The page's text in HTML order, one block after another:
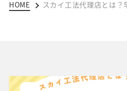
HOME スカイ工法代理店とは？